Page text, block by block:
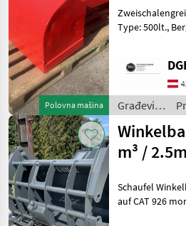
BIG
110
Caterpillar
13
Winkelbauer
13
Cangini
7
Agri Manutention
3
Prikaži
sve
(15)
Polovna mašina
Type: 500lt., Berger,
Baujahr 2004, Aufnahme
Rotator : 64mm,
Građevinski
strojevi /
Sonstige
m³ /
Schaufel
auf CAT 926